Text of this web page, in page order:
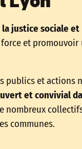
justice sociale et
et promouvoir
publics et actions
et convivial
nombreux
communes.